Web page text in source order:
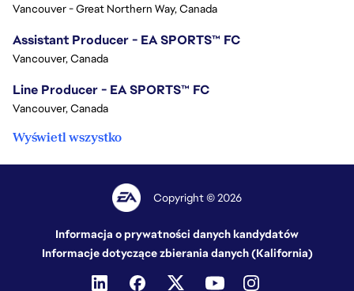
Vancouver - Great Northern Way, Canada
Assistant Producer - EA SPORTS™ FC
Vancouver, Canada
Line Producer - EA SPORTS™ FC
Vancouver, Canada
Wyświetl wszystko
Copyright © 2026
Informacja o prywatności danych kandydatów
Informacje dotyczące zbierania danych (Kalifornia)